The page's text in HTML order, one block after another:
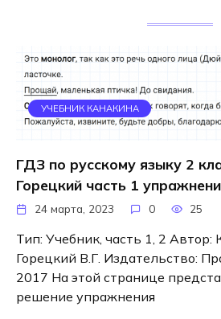
УЧЕБНИК КАНАКИНА
ГДЗ по русскому языку 2
Горецкий часть 1
24 марта, 2023 0 25
Тип: Учебник, часть 1, 2 Автор:
Горецкий В.Г. Издательство:
2017 На этой странице
решение упражнения